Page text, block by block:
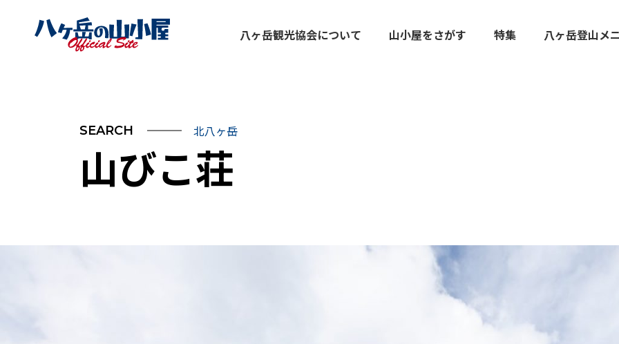
八ヶ岳観光協会について 山小屋をさがす 特集 八ヶ岳登山メ
SEARCH 北八ヶ岳
山びこ荘